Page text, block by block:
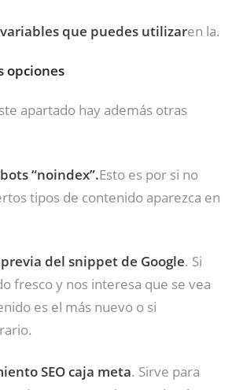
que puedes utilizaren la.
opciones
apartado hay además otras
“noindex”.Esto es por si no
tipos de contenido aparezca en
del snippet de Google. Si
fresco y nos interesa que se vea
es el más nuevo o si
SEO caja meta. Sirve para